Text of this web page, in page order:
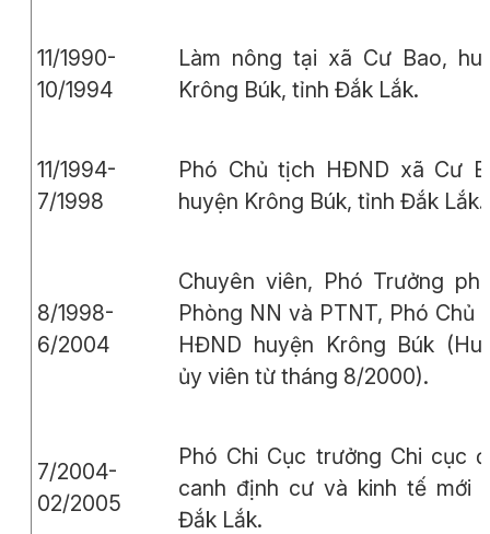
11/1990-
10/1994
Làm nông tại xã Cư Bao,
Krông Búk, tỉnh Đắk Lắk.
11/1994-
7/1998
Phó Chủ tịch HĐND xã Cư
huyện Krông Búk, tỉnh Đắk Lắk.
8/1998-
6/2004
Chuyên viên, Phó Trưởng
Phòng NN và PTNT, Phó Chủ
HĐND huyện Krông Búk
ủy viên từ tháng 8/2000).
7/2004-
02/2005
Phó Chi Cục trưởng Chi cục
canh định cư và kinh tế mới
Đắk Lắk.